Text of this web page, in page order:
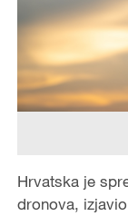
Hrvatska je
dronova,